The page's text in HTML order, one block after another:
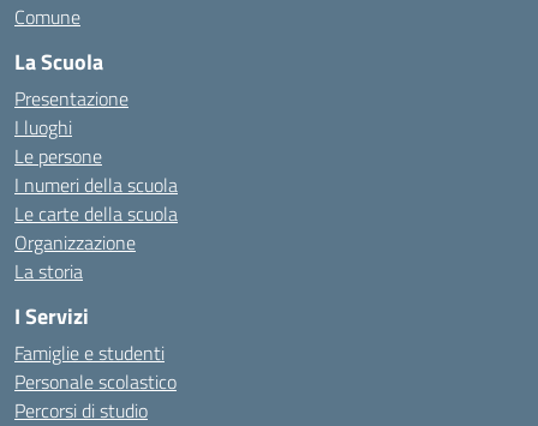
Comune
La Scuola
Presentazione
I luoghi
Le persone
I numeri della scuola
Le carte della scuola
Organizzazione
La storia
I Servizi
Famiglie e studenti
Personale scolastico
Percorsi di studio